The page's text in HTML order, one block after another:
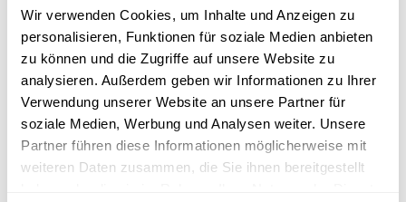
Wir verwenden Cookies, um Inhalte und Anzeigen zu
personalisieren, Funktionen für soziale Medien anbieten
zu können und die Zugriffe auf unsere Website zu
analysieren. Außerdem geben wir Informationen zu Ihrer
Verwendung unserer Website an unsere Partner für
soziale Medien, Werbung und Analysen weiter. Unsere
Partner führen diese Informationen möglicherweise mit
weiteren Daten zusammen, die Sie ihnen bereitgestellt
Die Dämmung von Wänden und Dächern trägt erheblich zur
Reduzierung der Heizlast bei, da gut isolierte Gebäude weniger
Wärme verlieren. Dies senkt nicht nur den Energieverbrauch,
sondern steigert auch die Effizienz der Wärmepumpe und führt so
zu niedrigeren Betriebskosten.
– Moderne Fenster für mehr Effizienz